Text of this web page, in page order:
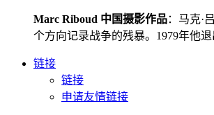
Marc Riboud 中国摄影作品：马克·
个方向记录战争的残暴。1979年他
链接
链接
申请友情链接